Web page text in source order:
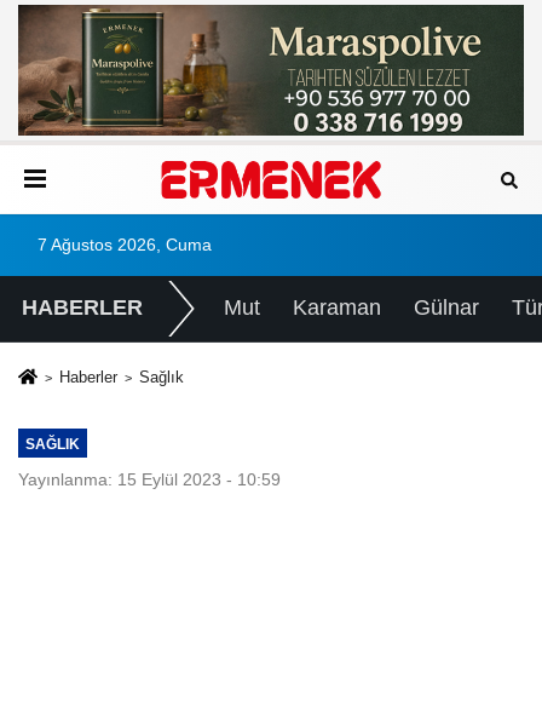
7 Ağustos 2026, Cuma
HABERLER Mut Karaman Gülnar
Haberler Sağlık
SAĞLIK
Yayınlanma: 15 Eylül 2023 - 10:59